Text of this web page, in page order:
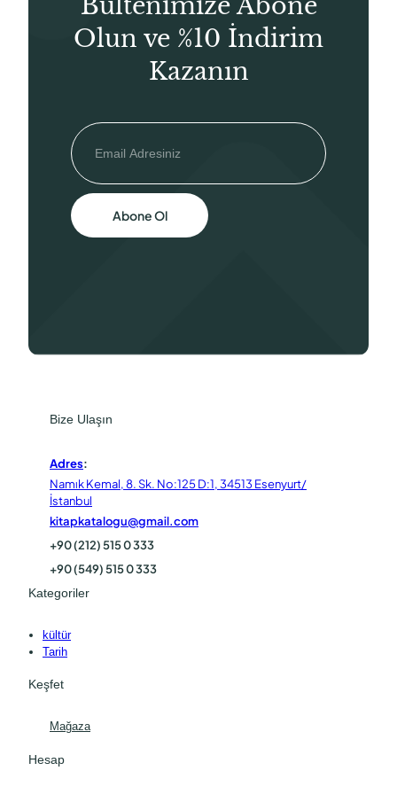
Olun ve %10 İndirim
Kazanın
Abone Ol
Bize Ulaşın
Adres:
Namık Kemal, 8. Sk. No:125 D:1, 34513 Esenyurt/
İstanbul
kitapkatalogu@gmail.com
+90 (212) 515 0 333
+90 (549) 515 0 333
Kategoriler
kültür
Tarih
Keşfet
Mağaza
Hesap